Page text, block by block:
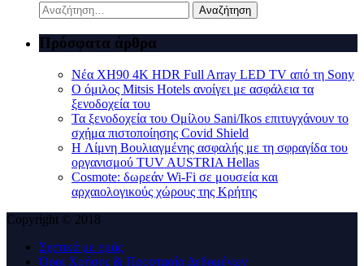
Αναζήτηση
για:
Πρόσφατα άρθρα
Νέα XH90 4K HDR Full Array LED TV από τη Sony
Ο όμιλος Mitsis Hotels ανοίγει με ασφάλεια τα
ξενοδοχεία του
Τα ξενοδοχεία του Ομίλου Sani/Ikos επιτυγχάνουν το
σχήμα πιστοποίησης Covid Shield
H Λίμνη Βουλιαγμένης ασφαλής με τη σφραγίδα του
οργανισμού TUV AUSTRIA Hellas
Cosmote: δωρεάν Wi-Fi σε μουσεία και
αρχαιολογικούς χώρους της Κρήτης
Copyright © 2018
Σχετικά με εμάς
Όροι Χρήσης & Προστασία Δεδομένων